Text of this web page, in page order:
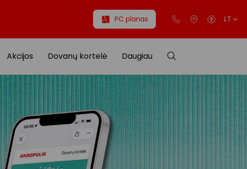
PC planas LT
Akcijos Dovanų kortelė Daugiau